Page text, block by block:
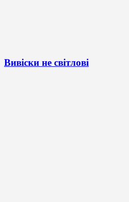
Вивіски не світлові